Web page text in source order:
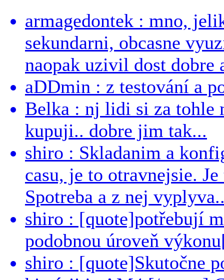
armagedontek : mno,
sekundarni, obcasne
naopak uzivil dost dobre
aDDmin : z testování a
Belka : nj lidi si za tohle
kupuji.. dobre jim tak...
shiro : Skladanim a
casu, je to otravnejsie.
Spotreba a z nej
shiro : [quote]potřebují
podobnou úroveň
shiro : [quote]Skutočne